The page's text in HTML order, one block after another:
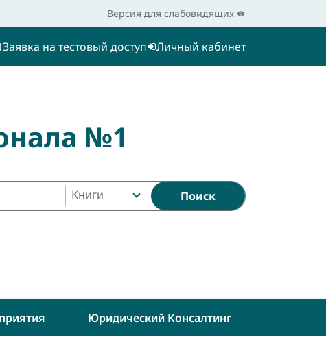
Версия для слабовидящих
Заявка на тестовый доступ Личный кабинет
№1
Книги Поиск
Юридический Консалтинг